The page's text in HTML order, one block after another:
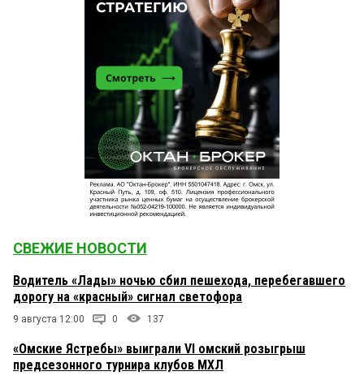
СВЕЖИЕ НОВОСТИ
Водитель «Лады» ночью сбил пешехода, перебегавшего
дорогу на «красный» сигнал светофора
9 августа 12:00 0 137
«Омские Ястребы» выиграли VI омский розыгрыш
предсезонного турнира клубов МХЛ